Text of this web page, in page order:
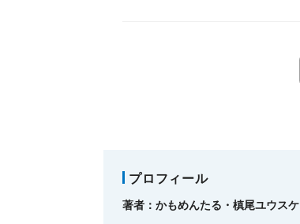
プロフィール
著者：かもめんたる・槙尾ユウスケ